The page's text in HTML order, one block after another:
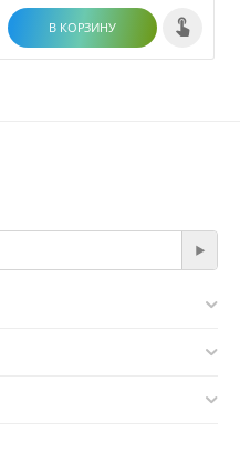
В КОРЗИНУ